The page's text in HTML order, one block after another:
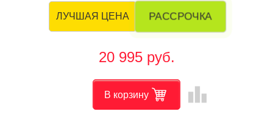
ЛУЧШАЯ ЦЕНА РАССРОЧКА
20 995 руб.
В корзину leaderboard